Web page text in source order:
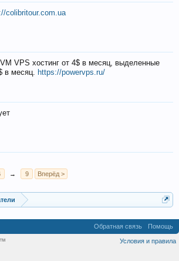
colibritour.com.ua
VPS хостинг от 4$ в месяц, выделенные
в месяц. https://powervps.ru/
→ 9 Вперёд >
Обратная связь Помощь
Условия и правила